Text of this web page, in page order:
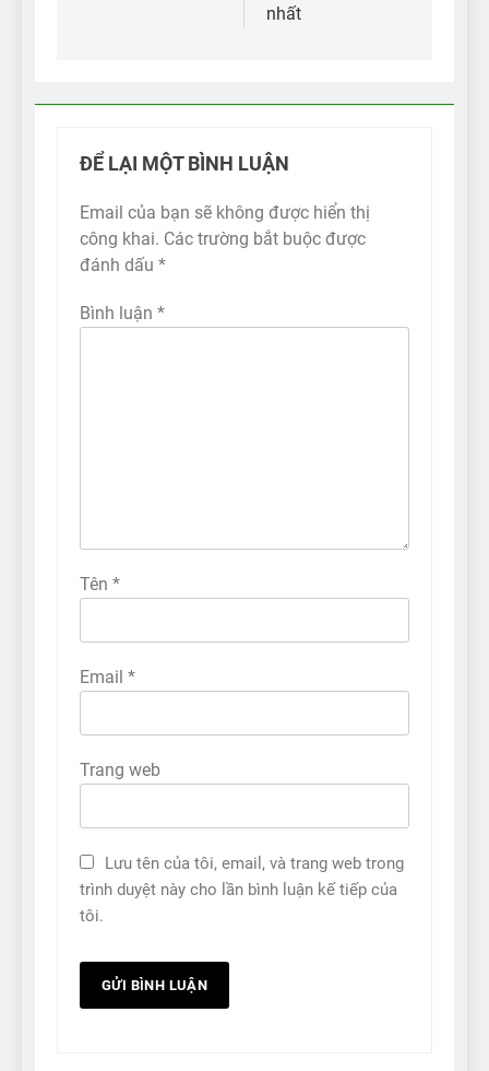
nhất
ĐỂ LẠI MỘT BÌNH LUẬN
Email của bạn sẽ không được hiển thị
công khai. Các trường bắt buộc được
đánh dấu *
Bình luận *
Tên *
Email *
Trang web
Lưu tên của tôi, email, và trang web trong
trình duyệt này cho lần bình luận kế tiếp của
tôi.